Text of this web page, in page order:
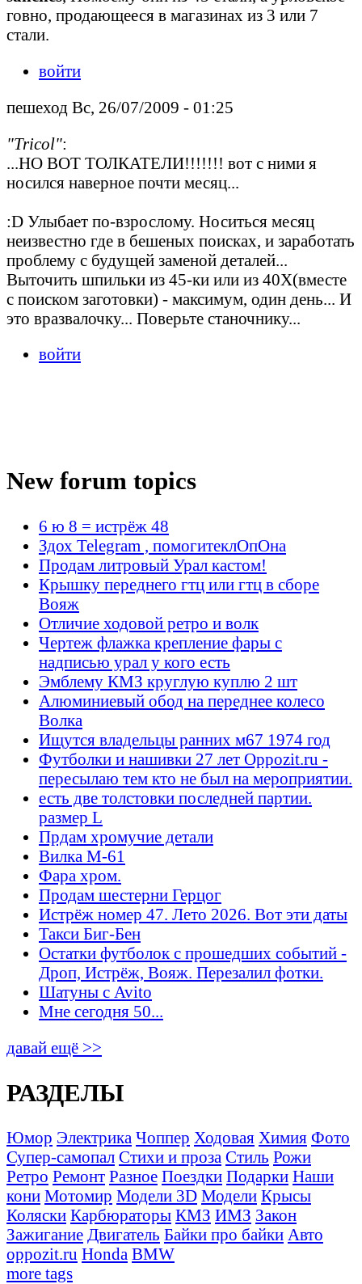
говно, продающееся в магазинах из 3 или 7
стали.
войти
пешеход Вс, 26/07/2009 - 01:25
"Tricol":
...НО ВОТ ТОЛКАТЕЛИ!!!!!!! вот с ними я
носился наверное почти месяц...
:D Улыбает по-взрослому. Носиться месяц
неизвестно где в бешеных поисках, и заработать
проблему с будущей заменой деталей...
Выточить шпильки из 45-ки или из 40Х(вместе
с поиском заготовки) - максимум, один день... И
это вразвалочку... Поверьте станочнику...
войти
New forum topics
6 ю 8 = истрёж 48
Здох Telegram , помогитеклОпОна
Продам литровый Урал кастом!
Крышку переднего гтц или гтц в сборе
Вояж
Отличие ходовой ретро и волк
Чертеж флажка крепление фары с
надписью урал у кого есть
Эмблему КМЗ круглую куплю 2 шт
Алюминиевый обод на переднее колесо
Волка
Ищутся владельцы ранних м67 1974 год
Футболки и нашивки 27 лет Oppozit.ru -
пересылаю тем кто не был на мероприятии.
есть две толстовки последней партии.
размер L
Прдам хромучие детали
Вилка М-61
Фара хром.
Продам шестерни Герцог
Истрёж номер 47. Лето 2026. Вот эти даты
Такси Биг-Бен
Остатки футболок с прошедших событий -
Дроп, Истрёж, Вояж. Перезалил фотки.
Шатуны с Avito
Мне сегодня 50...
давай ещё >>
РАЗДЕЛЫ
Юмор Электрика Чоппер Ходовая Химия Фото
Супер-самопал Стихи и проза Стиль Рожи
Ретро Ремонт Разное Поездки Подарки Наши
кони Мотомир Модели 3D Модели Крысы
Коляски Карбюраторы КМЗ ИМЗ Закон
Зажигание Двигатель Байки про байки Авто
oppozit.ru Honda BMW
more tags